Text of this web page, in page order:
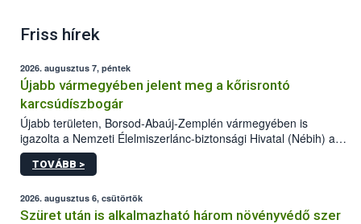
Friss hírek
2026. augusztus 7, péntek
Újabb vármegyében jelent meg a kőrisrontó
karcsúdíszbogár
Újabb területen, Borsod-Abaúj-Zemplén vármegyében is
igazolta a Nemzeti Élelmiszerlánc-biztonsági Hivatal (Nébih) a
kőrisrontó karcsúdíszbogár (Agrilus planipennis) jelenlétét. A
kártevőt nem csak színcsapdában találták meg, de már fertőzött
az intenzív felderítést, emellett az intézkedéseket a szlovák
hatósággal is összehangolják a terjedés megállítása érdekében.
TOVÁBB >
2026. augusztus 6, csütörtök
Szüret után is alkalmazható három növényvédő szer